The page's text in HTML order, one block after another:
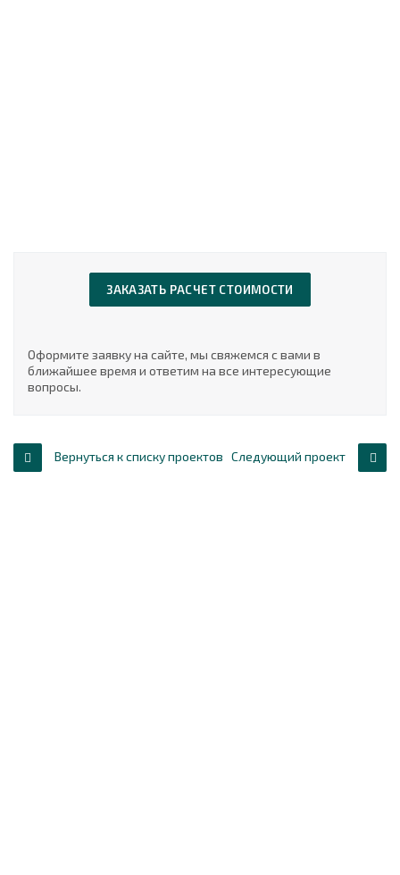
ЗАКАЗАТЬ РАСЧЕТ СТОИМОСТИ
Оформите заявку на сайте, мы свяжемся с вами в
ближайшее время и ответим на все интересующие
вопросы.
Вернуться к списку проектов Следующий проект